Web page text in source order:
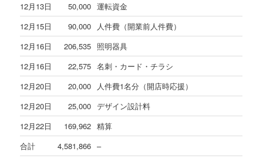
12月13日
50,000 運転資金
12月15日
90,000
人件費（開業前人件費）
12月16日
206,535 照明器具
12月16日
22,575 名刺・カード・チラシ
12月20日
20,000
人件費1名分（開店時応援）
12月20日
25,000 デザイン設計料
12月22日
169,962 精算
合計
4,581,866 –